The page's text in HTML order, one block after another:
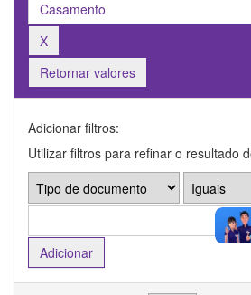
Retornar valores
Adicionar filtros:
Utilizar filtros para refinar o resultado